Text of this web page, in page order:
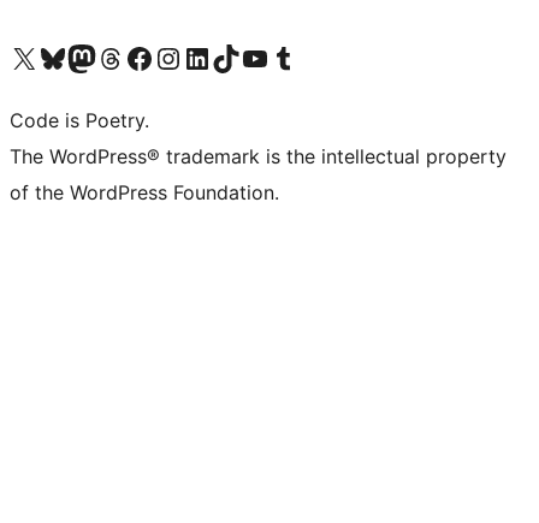
Navštivte náš účet na X (dříve Twitter)
Navštivte náš Bluesky účetNavštivte náš účet Mastodon
Navštivte náš Threads účetNavštivte naši stránku na Facebooku
Navštivte náš Instagram účetNavštivte náš LinkedIn účetNavštivte náš TikTok účetNavštivte náš YouTube kanálNavštivte náš Tumblr účet
Code is Poetry.
The WordPress® trademark is the intellectual property
of the WordPress Foundation.